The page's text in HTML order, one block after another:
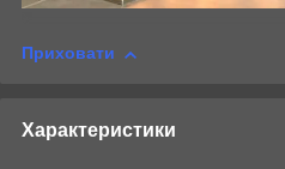
Приховати
Характеристики